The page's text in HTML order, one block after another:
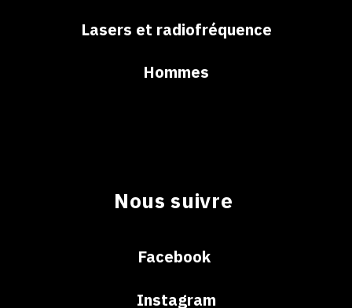
Lasers et radiofréquence
Hommes
Nous suivre
Facebook
Instagram